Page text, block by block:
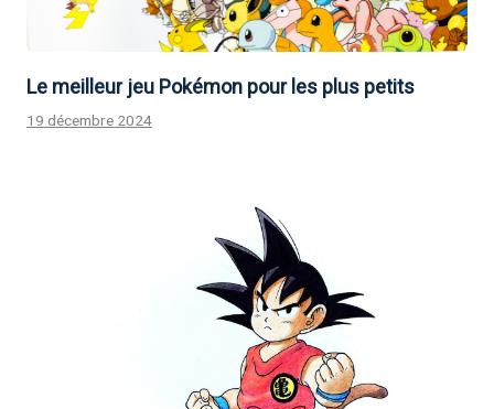
Le meilleur jeu Pokémon pour les plus petits
19 décembre 2024